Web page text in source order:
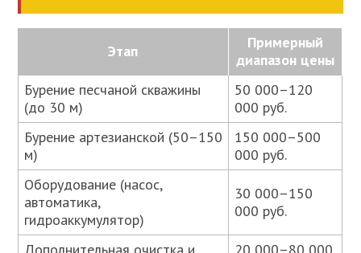
Этап
Примерный
диапазон цены
Бурение песчаной скважины
(до 30 м)
50 000–120
000 руб.
Бурение артезианской (50–150
м)
150 000–500
000 руб.
Оборудование (насос,
автоматика,
гидроаккумулятор)
30 000–150
000 руб.